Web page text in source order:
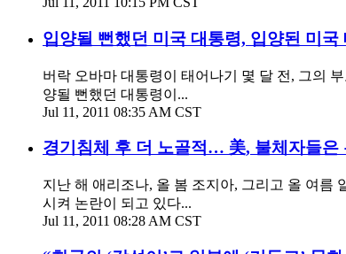
입양될 뻔했던 미국 대통령, 입양된 미국
버락 오바마 대통령이 태어나기 몇 달 전, 그의
양될 뻔했던 대통령이...
Jul 11, 2011 08:35 AM CST
경기침체 후 더 노골적… 美, 불체자들은
지난 해 애리조나, 올 봄 조지아, 그리고 올 여
시켜 논란이 되고 있다...
Jul 11, 2011 08:28 AM CST